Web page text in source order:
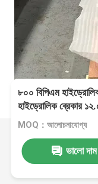
৮০০ বিপিএম
হাইড্রোলিক ব্রেকার
MOQ：আলোচনাযোগ্য
ভালো দাম